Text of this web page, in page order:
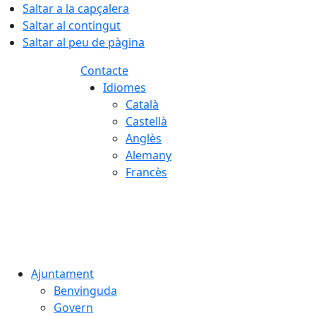
Saltar a la capçalera
Saltar al contingut
Saltar al peu de pàgina
Contacte
Idiomes
Català
Castellà
Anglès
Alemany
Francès
Ajuntament
Benvinguda
Govern